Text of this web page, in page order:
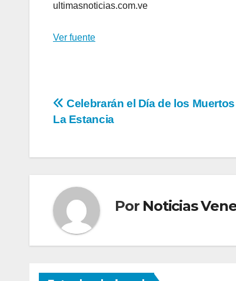
ultimasnoticias.com.ve
Ver fuente
Navegación
entradas
Celebrarán el Día de los
La Estancia
Por Noticias